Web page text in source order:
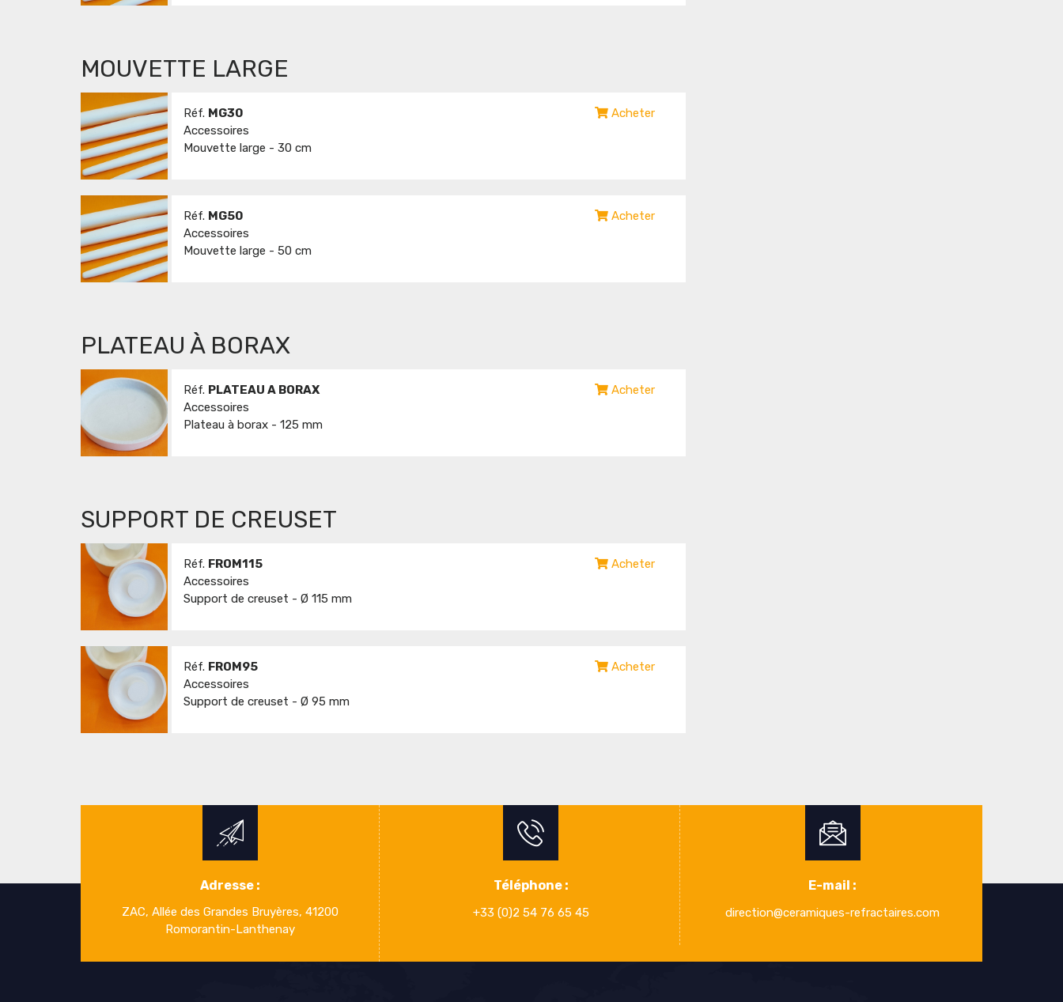
MOUVETTE LARGE
Réf. MG30
Accessoires
Mouvette large - 30 cm
Acheter
Réf. MG50
Accessoires
Mouvette large - 50 cm
Acheter
PLATEAU À BORAX
Réf. PLATEAU A BORAX
Accessoires
Plateau à borax - 125 mm
Acheter
SUPPORT DE CREUSET
Réf. FROM115
Accessoires
Support de creuset - Ø 115 mm
Acheter
Réf. FROM95
Accessoires
Support de creuset - Ø 95 mm
Acheter
Adresse :
ZAC, Allée des Grandes Bruyères, 41200
Romorantin-Lanthenay
Téléphone :
+33 (0)2 54 76 65 45
E-mail :
direction@ceramiques-refractaires.com